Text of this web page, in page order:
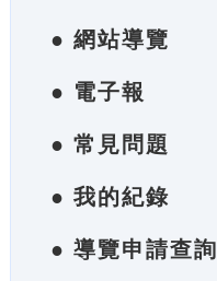
● 網站導覽
● 電子報
● 常見問題
● 我的紀錄
● 導覽申請查詢